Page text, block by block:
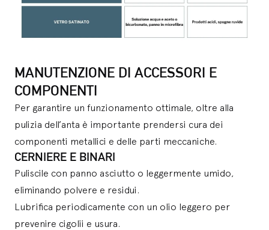
MANUTENZIONE DI ACCESSORI E
COMPONENTI
Per garantire un funzionamento ottimale, oltre alla
pulizia dell’anta è importante prendersi cura dei
componenti metallici e delle parti meccaniche.
CERNIERE E BINARI
Puliscile con panno asciutto o leggermente umido,
eliminando polvere e residui.
Lubrifica periodicamente con un olio leggero per
prevenire cigolii e usura.